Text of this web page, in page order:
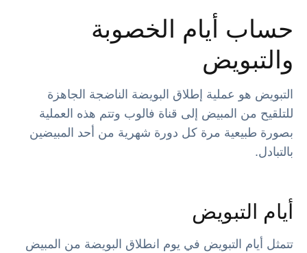
حساب أيام الخصوبة
والتبويض
التبويض هو عملية إطلاق البويضة الناضجة الجاهزة
للتلقيح من المبيض إلى قناة فالوب وتتم هذه العملية
بصورة طبيعية مرة كل دورة شهرية من أحد المبيضين
بالتبادل.
أيام التبويض
تتمثل أيام التبويض في يوم انطلاق البويضة من المبيض